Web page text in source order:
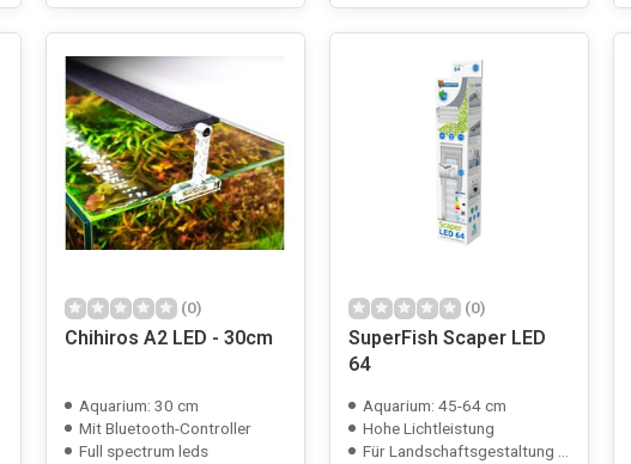
(0)
Chihiros A2 LED - 30cm
Aquarium: 30 cm
Mit Bluetooth-Controller
Full spectrum leds
(0)
SuperFish Scaper LED
64
Aquarium: 45-64 cm
Hohe Lichtleistung
Für Landschaftsgestaltung und Pflanzenwachstum